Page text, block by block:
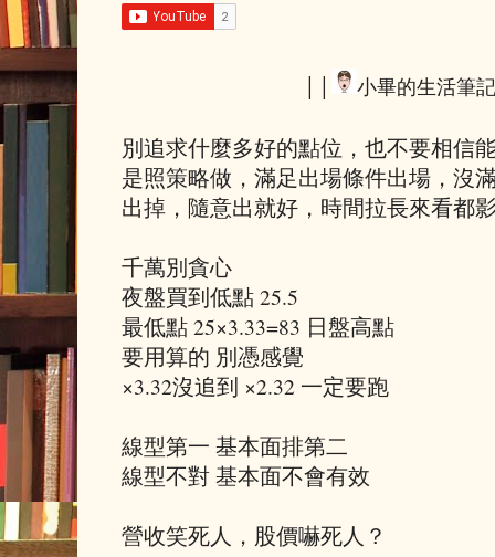
小畢的生活筆
別追求什麼多好的點位，也不要相信
是照策略做，滿足出場條件出場，沒
出掉，隨意出就好，時間拉長來看都
千萬別貪心
夜盤買到低點 25.5
最低點 25×3.33=83 日盤高點
要用算的 別憑感覺
×3.32沒追到 ×2.32 一定要跑
線型第一 基本面排第二
線型不對 基本面不會有效
營收笑死人，股價嚇死人？